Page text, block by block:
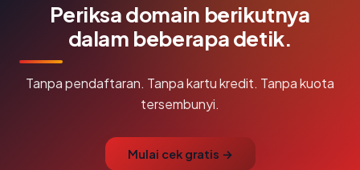
Periksa domain berikutnya
dalam beberapa detik.
Tanpa pendaftaran. Tanpa kartu kredit. Tanpa kuota
tersembunyi.
Mulai cek gratis →